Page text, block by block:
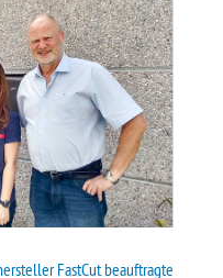
FastCut beauftragte